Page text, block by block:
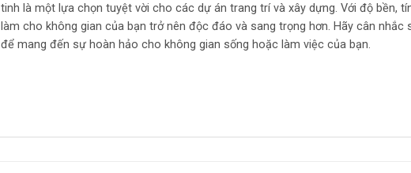
tinh là một lựa chọn tuyệt vời cho các dự án trang trí và xây dựng. Với độ bền,
làm cho không gian của bạn trở nên độc đáo và sang trọng hơn. Hãy cân
để mang đến sự hoàn hảo cho không gian sống hoặc làm việc của bạn.